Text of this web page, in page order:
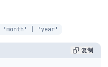
| 'year'
复制